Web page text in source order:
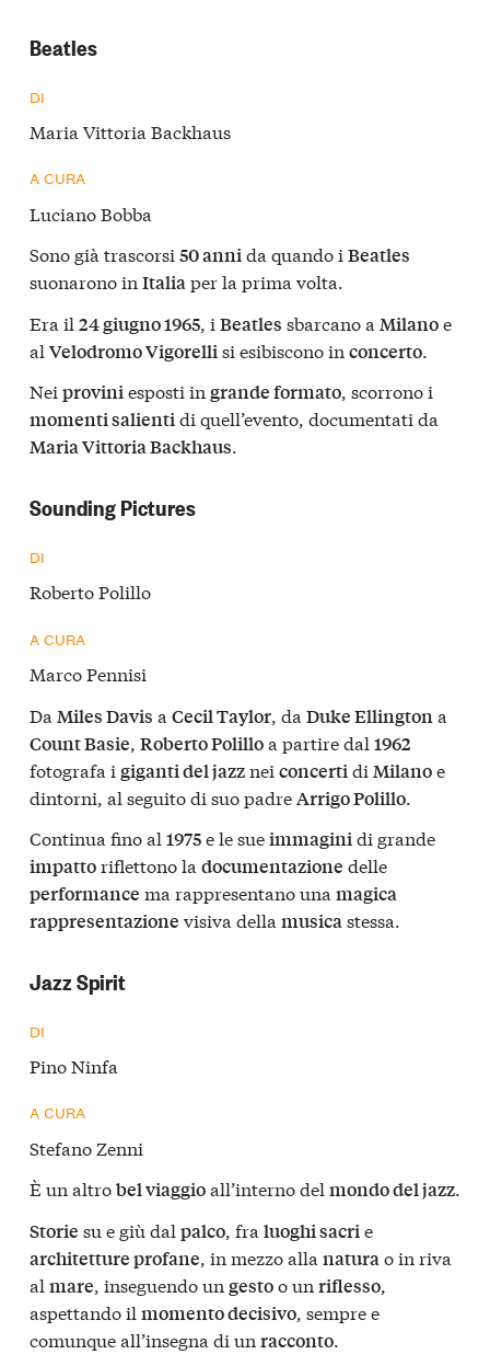
Beatles
DI
Maria Vittoria Backhaus
A CURA
Luciano Bobba
Sono già trascorsi 50 annida quando i Beatles
suonarono in Italiaper la prima volta.
Era il 24 giugno 1965, i Beatles sbarcano a Milanoe
al Velodromo Vigorellisi esibiscono in concerto.
Nei proviniesposti in grande formato, scorrono i
momenti salientidi quell’evento, documentati da
Maria Vittoria Backhaus.
Sounding Pictures
DI
Roberto Polillo
A CURA
Marco Pennisi
Da Miles Davis a Cecil Taylor , da Duke Ellington a
Count Basie Roberto Polilloa partire dal 1962
fotografa i giganti del jazznei concerti di Milanoe
dintorni, al seguito di suo padreArrigo Polillo
Continua fino al 1975e le sueimmaginidi grande
impattoriflettono la documentazione delle
performance ma rappresentano una magica
rappresentazione visiva della musicastessa.
Jazz Spirit
DI
Pino Ninfa
A CURA
Stefano Zenni
È un altrobel viaggioall’interno del mondo del jazz.
Storie su e giù dal palco, fra luoghi sacrie
architetture profane, in mezzo alla naturao in riva
al mare, inseguendo un gestoo un riflesso,
aspettando il momento decisivo, sempre e
comunque all’insegna di un racconto.